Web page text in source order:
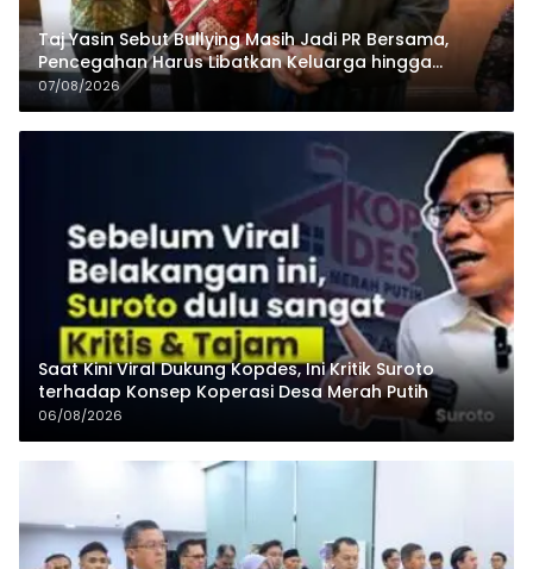
Taj Yasin Sebut Bullying Masih Jadi PR Bersama,
Pencegahan Harus Libatkan Keluarga hingga
Pesantren
07/08/2026
Saat Kini Viral Dukung Kopdes, Ini Kritik Suroto
terhadap Konsep Koperasi Desa Merah Putih
06/08/2026